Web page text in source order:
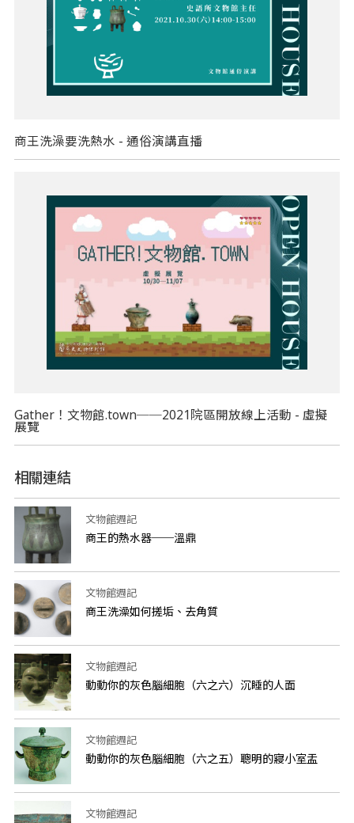
商王洗澡要洗熱水 - 通俗演講直播
Gather！文物館.town──2021院區開放線上活動 - 虛擬
展覽
相關連結
文物館週記
商王的熱水器──溫鼎
文物館週記
商王洗澡如何搓垢、去角質
文物館週記
動動你的灰色腦細胞（六之六）沉睡的人面
文物館週記
動動你的灰色腦細胞（六之五）聰明的寢小室盂
文物館週記